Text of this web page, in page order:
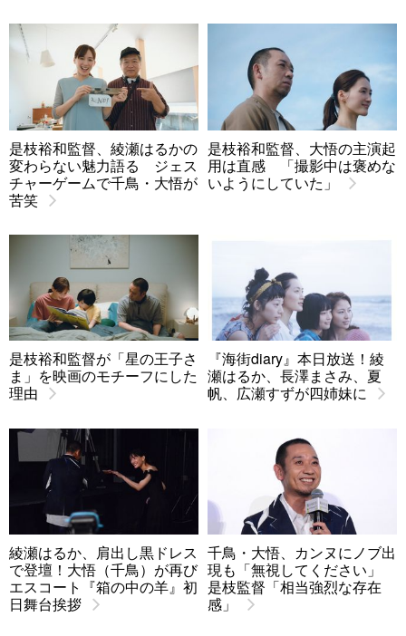
是枝裕和監督、綾瀬はるかの
変わらない魅力語る ジェス
チャーゲームで千鳥・大悟が
苦笑
是枝裕和監督、大悟の主演起
用は直感 「撮影中は褒めな
いようにしていた」
是枝裕和監督が「星の王子さ
ま」を映画のモチーフにした
理由
『海街diary』本日放送！綾
瀬はるか、長澤まさみ、夏
帆、広瀬すずが四姉妹に
綾瀬はるか、肩出し黒ドレス
で登壇！大悟（千鳥）が再び
エスコート『箱の中の羊』初
日舞台挨拶
千鳥・大悟、カンヌにノブ出
現も「無視してください」
是枝監督「相当強烈な存在
感」